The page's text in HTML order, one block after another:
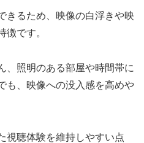
きるため、映像の白浮きや映
徴です。
、照明のある部屋や時間帯に
も、映像への没入感を高めや
視聴体験を維持しやすい点